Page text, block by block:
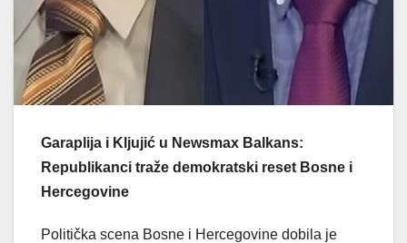
Garaplija i Kljujić u Newsmax Balkans:
Republikanci traže demokratski reset Bosne i
Hercegovine
Politička scena Bosne i Hercegovine dobila je